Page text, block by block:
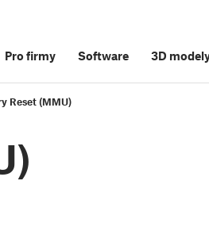
Pro firmy Software 3D
Reset (MMU)